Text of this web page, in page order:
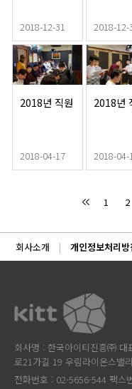
2018-12-31 2018-12-
2018년 직원 골프대회
2018-04-17
2018년
2018-04-
1 2
회사소개 개인정보처리방
회사명 : 한국아이티진흥㈜
로21가길 19 우림라이온스밸
전화번호 : 02-5656-544 팩스